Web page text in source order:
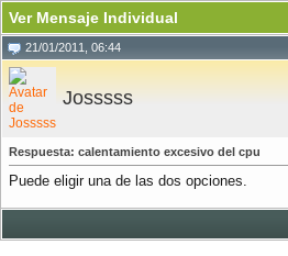
Ver Mensaje Individual
21/01/2011, 06:44
Josssss
Respuesta: calentamiento excesivo del cpu
Puede eligir una de las dos opciones.